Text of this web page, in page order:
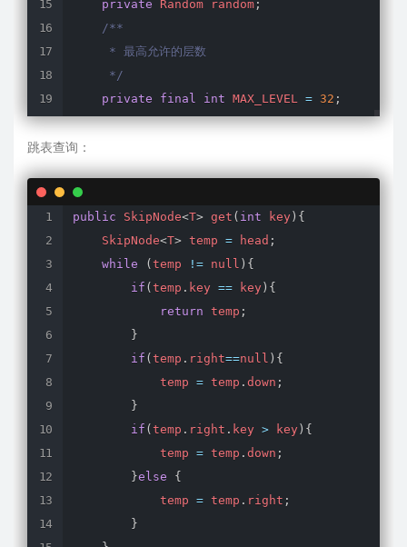
private Random random ;
/**
     * 最高允许的层数
     */
private
final int MAX_LEVEL = 32 ;
* 初始化时构造头节点，将头节点设为最小值
     */
public
SkipList ()
{
        random
new Random (
        head
= new SkipNode
        highLevel
= 0;
跳表查询：
public SkipNode<T> get ( int key) {
    SkipNode
<T> temp = head ;
while
(temp != null ) {
if (temp . key == key) {
return temp ;
}
if (temp . right==null ) {
            temp
= temp . down ;
}
if (temp . right . key > key) {
            temp
= temp . down ;
}else
{
            temp
= temp . right ;
}